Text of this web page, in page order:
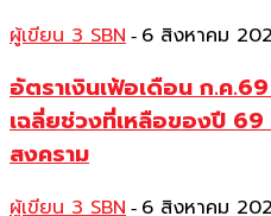
ผู้เขียน 3 SBN - 6 สิงหาคม
อัตราเงินเฟ้อเดือน ก.ค
เฉลี่ยช่วงที่เหลือของปี
สงคราม
ผู้เขียน 3 SBN - 6 สิงหาคม